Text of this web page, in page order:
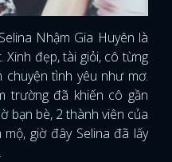
Nhậm Gia Huyên là
Xinh đẹp, tài giỏi, cô từng
tình yêu như mơ.
trường đã khiến cô gần
bạn bè, 2 thành viên của
giờ đây Selina đã lấy